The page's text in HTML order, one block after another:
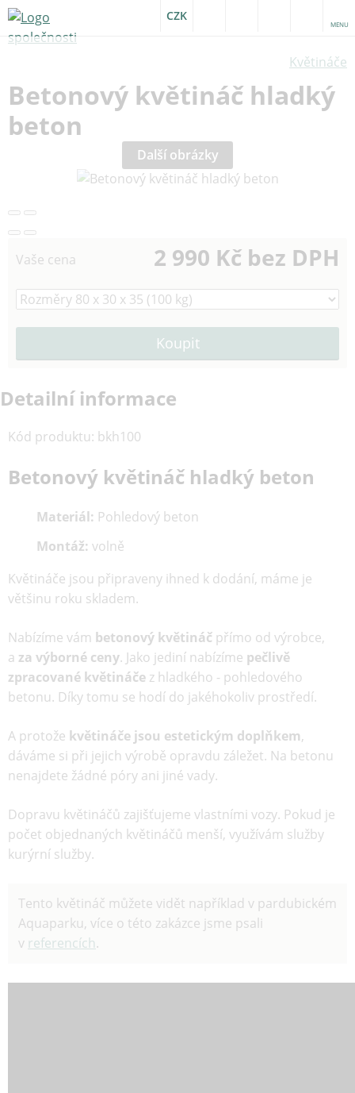
CZK
MENU
Květináče
Betonový květináč hladký
beton
Další obrázky
Vaše cena 2 990 Kč bez DPH
Detailní informace
Kód produktu: bkh100
Betonový květináč hladký beton
Materiál: Pohledový beton
Montáž: volně
Květináče jsou připraveny ihned k dodání, máme je
většinu roku skladem.
Nabízíme vám betonový květináč přímo od výrobce,
a za výborné ceny. Jako jediní nabízíme pečlivě
zpracované květináče z hladkého - pohledového
betonu. Díky tomu se hodí do jakéhokoliv prostředí.
A protože květináče jsou estetickým doplňkem,
dáváme si při jejich výrobě opravdu záležet. Na betonu
nenajdete žádné póry ani jiné vady.
Dopravu květináčů zajišťujeme vlastními vozy. Pokud je
počet objednaných květináčů menší, využívám služby
kurýrní služby.
Tento květináč můžete vidět například v pardubickém
Aquaparku, více o této zakázce jsme psali
v referencích.